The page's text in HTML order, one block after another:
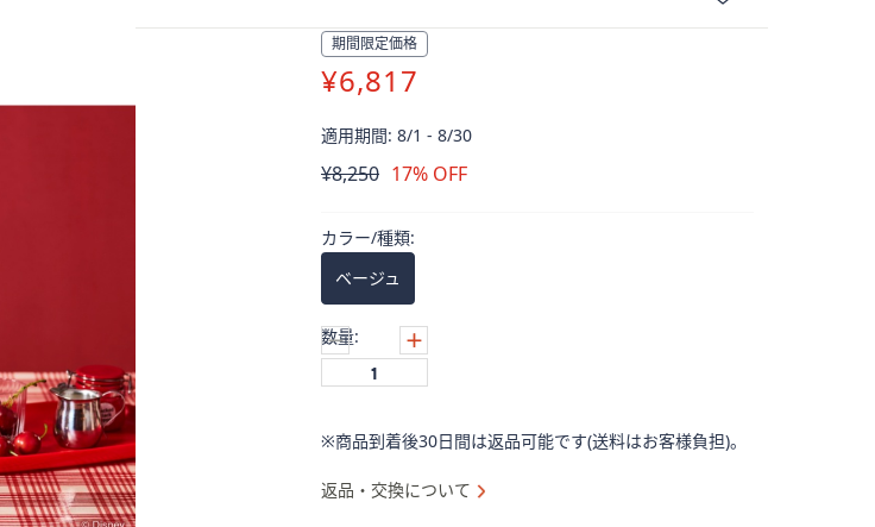
期間限定価格
¥6,817
適用期間: 8/1 - 8/30
削
¥8,250 17% OFF
カラー/種類:
ベージュ
数量:
※商品到着後30日間は返品可能です(送料はお客様負担)。
返品・交換について